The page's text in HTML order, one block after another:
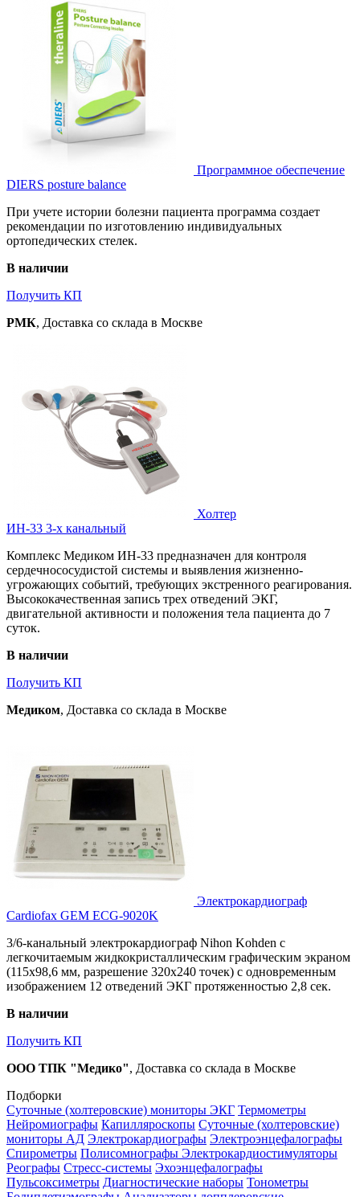
Программное обеспечение
DIERS posture balance
При учете истории болезни пациента программа создает
рекомендации по изготовлению индивидуальных
ортопедических стелек.
В наличии
Получить КП
РМК, Доставка со склада в Москве
Холтер
ИН-33 3-х канальный
Комплекс Медиком ИН-33 предназначен для контроля
сердечнососудистой системы и выявления жизненно-
угрожающих событий, требующих экстренного реагирования.
Высококачественная запись трех отведений ЭКГ,
двигательной активности и положения тела пациента до 7
суток.
В наличии
Получить КП
Медиком, Доставка со склада в Москве
Электрокардиограф
Cardiofax GEM ECG-9020K
3/6-канальный электрокардиограф Nihon Kohden с
легкочитаемым жидкокристаллическим графическим экраном
(115x98,6 мм, разрешение 320х240 точек) с одновременным
изображением 12 отведений ЭКГ протяженностью 2,8 сек.
В наличии
Получить КП
ООО ТПК "Медико", Доставка со склада в Москве
Подборки
Суточные (холтеровские) мониторы ЭКГ Термометры
Нейромиографы Капилляроскопы Суточные (холтеровские)
мониторы АД Электрокардиографы Электроэнцефалографы
Спирометры Полисомнографы Электрокардиостимуляторы
Реографы Стресс-системы Эхоэнцефалографы
Пульсоксиметры Диагностические наборы Тонометры